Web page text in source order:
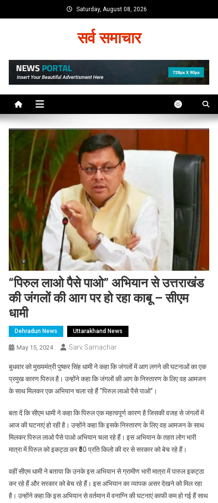
to
Saturday, August 08, 2026
सर्व समाचार
“पिरुल लाओ पैसे पाओ” अभियान से उत्तराखंड
की जंगलों की आग पर हो रहा काबू – सीएम
धामी
Dehradun News Uttarakhand News
May 15, 2024 Sarv Samachar
बुधवार को मुख्यमंत्री पुष्कर सिंह धामी ने कहा कि जंगलों में आग लगने की घटनाओं का एक
प्रमुख कारण पिरुल है। उन्होंने कहा कि जंगलों की आग के निस्तारण के लिए वह आमजन
के साथ मिलकर एक अभियान चला रहे हैं “पिरुल लाओ पैसे पाओ”।
बता दें कि सीएम धामी ने कहा कि पिरुल एक महत्वपूर्ण कारण है जिसकी वजह से जंगलों में
आज की घटनाएं हो रही है। उन्होंने कहा कि इसके निस्तारण के लिए वह आमजन के साथ
मिलकर पिरुल लाओ पैसे पाओ अभियान चला रहे हैं। इस अभियान के तहत लोग भारी
मात्रा में पिरुल को इकट्ठा कर ₹50 प्रति किलो की दर से सरकार को बेच रहे हैं।
वहीं सीएम धामी ने बताया कि उनके इस अभियान से ग्रामीण भारी मात्रा में पारुल इकट्ठा
कर रहे हैं और सरकार को बेच रहे हैं। इस अभियान का व्यापक असर देखने को मिल रहा
है। उन्होंने कहा कि इस अभियान से वर्तमान में वनाग्नि की घटनाएं काफी कम हो गई हैं साथ